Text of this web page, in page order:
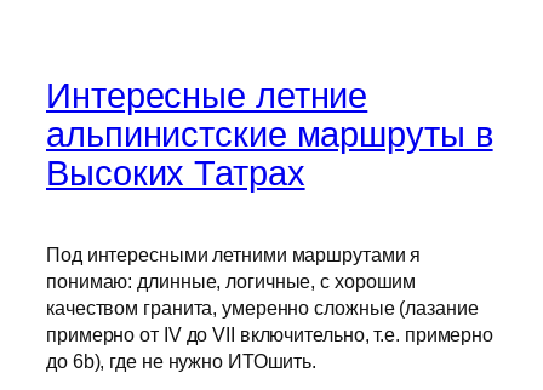
Интересные летние
альпинистские маршруты в
Высоких Татрах
Под интересными летними маршрутами я
понимаю: длинные, логичные, с хорошим
качеством гранита, умеренно сложные (лазание
примерно от IV до VII включительно, т.е. примерно
до 6b), где не нужно ИТОшить.